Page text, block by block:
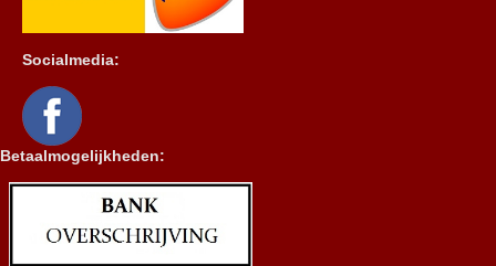
Socialmedia:
Betaalmogelijkheden: